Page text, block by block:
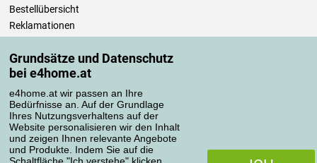
Grundsätze und Datenschutz
bei e4home.at
e4home.at wir passen an Ihre
Bedürfnisse an. Auf der Grundlage
Ihres Nutzungsverhaltens auf der
Website personalisieren wir den Inhalt
und zeigen Ihnen relevante Angebote
und Produkte. Indem Sie auf die
Bestellübersicht
Reklamationen
Einfach mehr wissen
Richtlinien zur Verarbeitung von Bewertungen
Transportarten